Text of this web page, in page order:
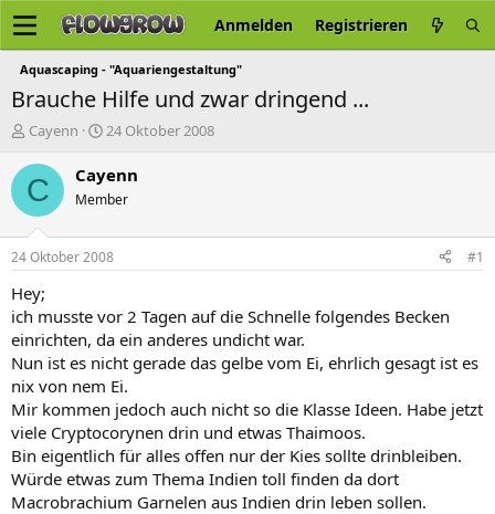
Anmelden Registrieren
Aquascaping - "Aquariengestaltung"
Brauche Hilfe und zwar dringend ...
E
s
t
e
r
Cayenn
E
s
t
e
l
t
24 Oktober 2008
C Cayenn
Member
24 Oktober 2008 #1
Hey;
ich musste vor 2 Tagen auf die Schnelle folgendes Becken
einrichten, da ein anderes undicht war.
Nun ist es nicht gerade das gelbe vom Ei, ehrlich gesagt ist es
nix von nem Ei.
Mir kommen jedoch auch nicht so die Klasse Ideen. Habe jetzt
viele Cryptocorynen drin und etwas Thaimoos.
Bin eigentlich für alles offen nur der Kies sollte drinbleiben.
Würde etwas zum Thema Indien toll finden da dort
Macrobrachium Garnelen aus Indien drin leben sollen.